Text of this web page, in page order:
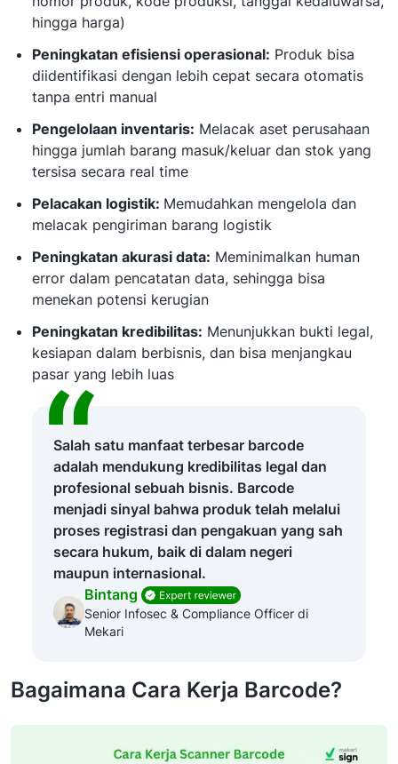
hingga harga)
Peningkatan efisiensi operasional: Produk bisa
diidentifikasi dengan lebih cepat secara otomatis
tanpa entri manual
Pengelolaan inventaris: Melacak aset perusahaan
hingga jumlah barang masuk/keluar dan stok yang
tersisa secara real time
Pelacakan logistik: Memudahkan mengelola dan
melacak pengiriman barang logistik
Peningkatan akurasi data: Meminimalkan human
error dalam pencatatan data, sehingga bisa
menekan potensi kerugian
Peningkatan kredibilitas: Menunjukkan bukti legal,
kesiapan dalam berbisnis, dan bisa menjangkau
pasar yang lebih luas
Salah satu manfaat terbesar barcode
adalah mendukung kredibilitas legal dan
profesional sebuah bisnis. Barcode
menjadi sinyal bahwa produk telah melalui
proses registrasi dan pengakuan yang sah
secara hukum, baik di dalam negeri
maupun internasional.
Bintang
Senior Infosec & Compliance Officer di
Mekari
Bagaimana Cara Kerja Barcode?